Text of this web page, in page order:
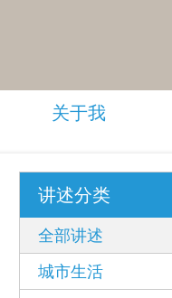
关于我
讲述分类
全部讲述
城市生活